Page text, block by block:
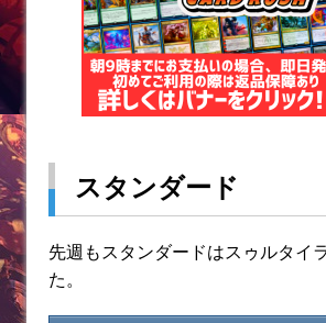
スタンダード
先週もスタンダードはスゥルタイ
た。